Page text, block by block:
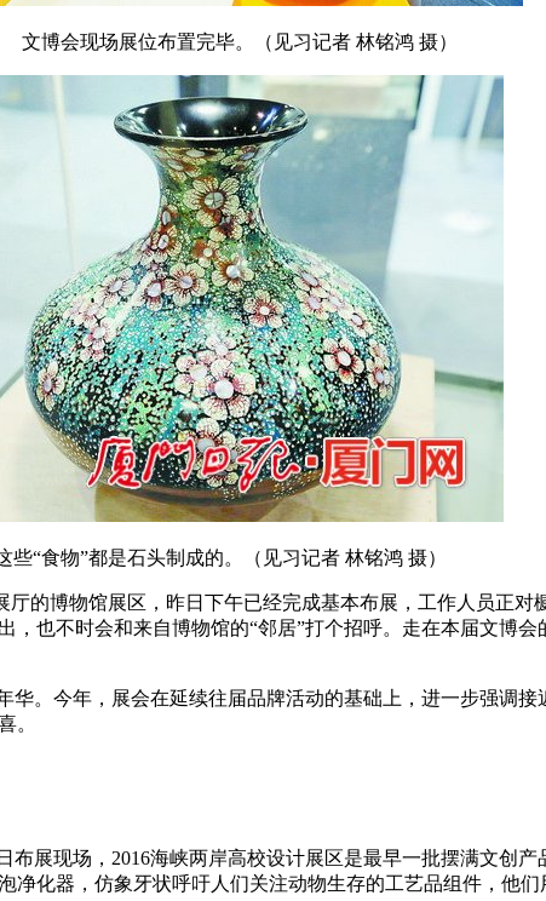
文博会现场展位布置完毕。（见习记者 林铭鸿 摄）
些“食物”都是石头制成的。（见习记者 林铭鸿 摄）
博物馆展区，昨日下午已经完成基本布展，工作人员正对
也不时会和来自博物馆的“邻居”打个招呼。走在本届文博
。今年，展会在延续往届品牌活动的基础上，进一步强调接
。
现场，2016海峡两岸高校设计展区是最早一批摆满文创产
化器，仿象牙状呼吁人们关注动物生存的工艺品组件，他们